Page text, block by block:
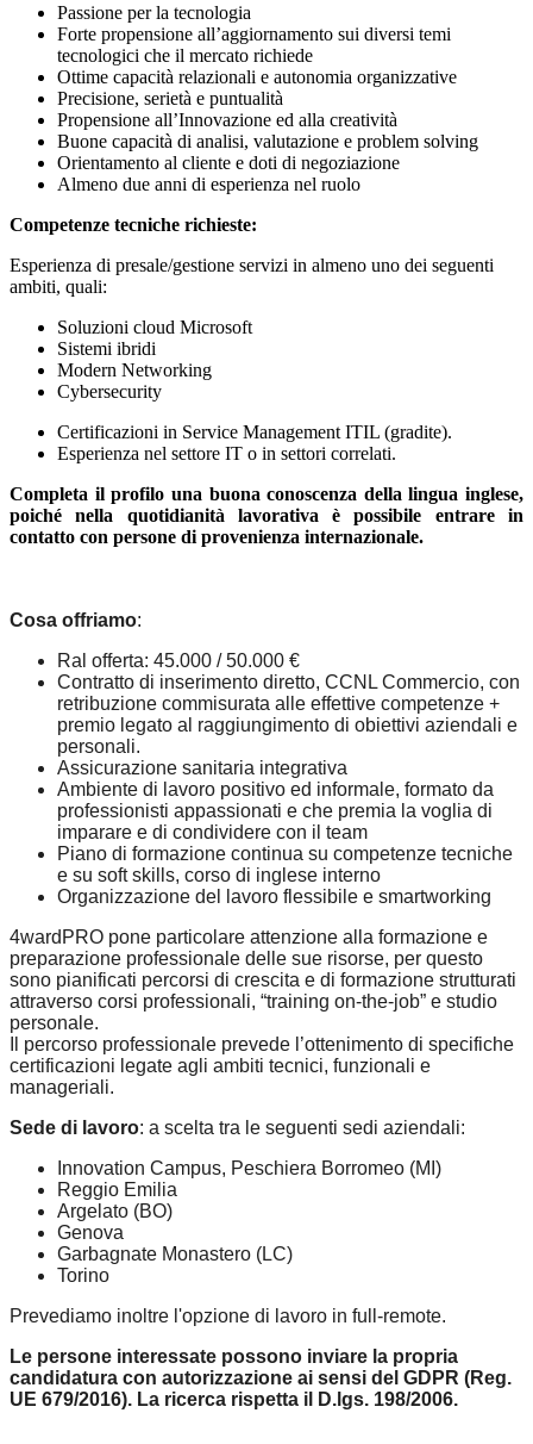
Passione per la tecnologia
Forte propensione all’aggiornamento sui diversi temi
tecnologici che il mercato richiede
Ottime capacità relazionali e autonomia organizzative
Precisione, serietà e puntualità
Propensione all’Innovazione ed alla creatività
Buone capacità di analisi, valutazione e problem solving
Orientamento al cliente e doti di negoziazione
Almeno due anni di esperienza nel ruolo
Competenze tecniche richieste:
Esperienza di presale/gestione servizi in almeno uno dei seguenti
ambiti, quali:
Soluzioni cloud Microsoft
Sistemi ibridi
Modern Networking
Cybersecurity
Certificazioni in Service Management ITIL (gradite).
Esperienza nel settore IT o in settori correlati.
Completa il profilo una buona conoscenza della lingua inglese,
poiché nella quotidianità lavorativa è possibile entrare in
contatto con persone di provenienza internazionale.
Cosa offriamo:
Ral offerta: 45.000 / 50.000 €
Contratto di inserimento diretto, CCNL Commercio, con
retribuzione commisurata alle effettive competenze +
premio legato al raggiungimento di obiettivi aziendali e
personali.
Assicurazione sanitaria integrativa
Ambiente di lavoro positivo ed informale, formato da
professionisti appassionati e che premia la voglia di
imparare e di condividere con il team
Piano di formazione continua su competenze tecniche
e su soft skills, corso di inglese interno
Organizzazione del lavoro flessibile e smartworking
4wardPRO pone particolare attenzione alla formazione e
preparazione professionale delle sue risorse, per questo
sono pianificati percorsi di crescita e di formazione strutturati
attraverso corsi professionali, “training on-the-job” e studio
personale.
Il percorso professionale prevede l’ottenimento di specifiche
certificazioni legate agli ambiti tecnici, funzionali e
manageriali.
Sede di lavoro: a scelta tra le seguenti sedi aziendali:
Innovation Campus, Peschiera Borromeo (MI)
Reggio Emilia
Argelato (BO)
Genova
Garbagnate Monastero (LC)
Torino
Prevediamo inoltre l'opzione di lavoro in full-remote.
Le persone interessate possono inviare la propria
candidatura con autorizzazione ai sensi del GDPR (Reg.
UE 679/2016). La ricerca rispetta il D.lgs. 198/2006.